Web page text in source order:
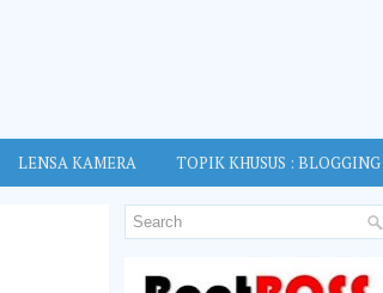
LENSA KAMERA TOPIK KHUSUS : BLOGGING